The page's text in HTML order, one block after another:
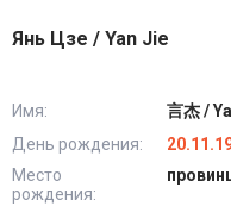
Янь Цзе / Yan Jie
Имя:
言杰 /
День рождения:
Место
рождения: